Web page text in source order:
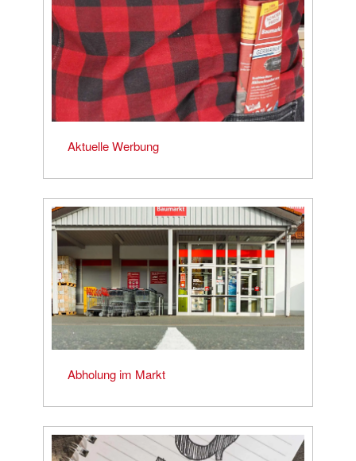
Aktuelle Werbung
Abholung im Markt